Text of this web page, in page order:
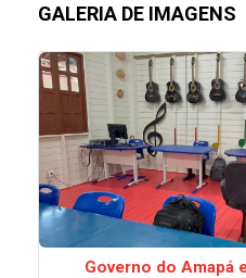
GALERIA DE IMAGENS
Governo do Amapá